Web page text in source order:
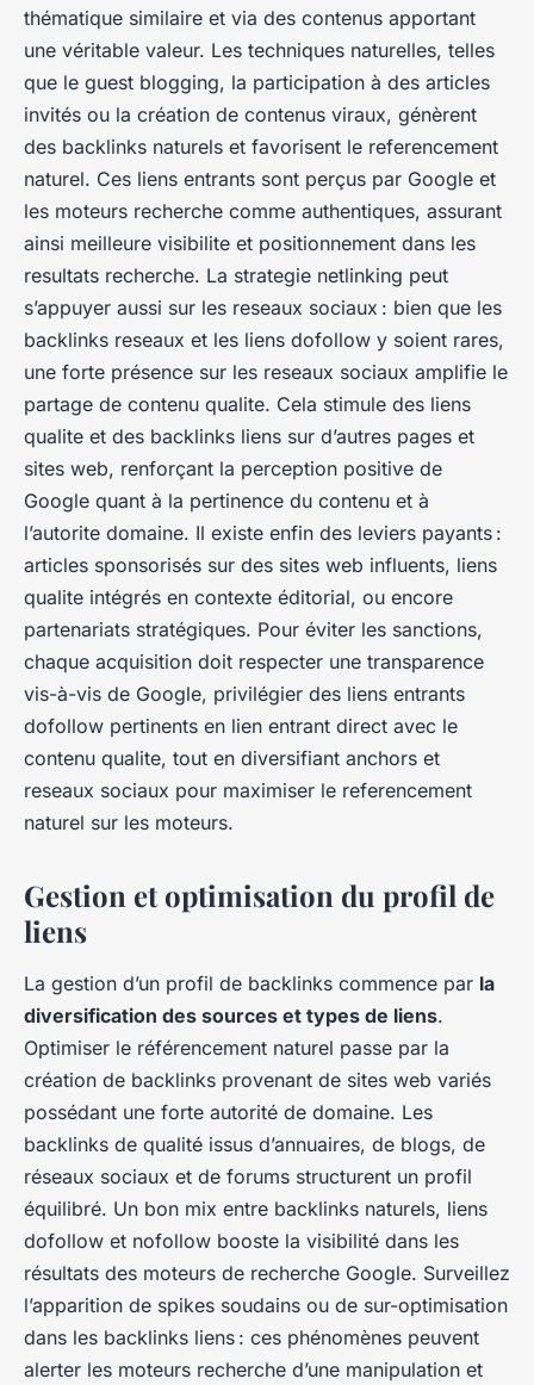
thématique similaire et via des contenus apportant
une véritable valeur. Les techniques naturelles, telles
que le guest blogging, la participation à des articles
invités ou la création de contenus viraux, génèrent
des backlinks naturels et favorisent le referencement
naturel. Ces liens entrants sont perçus par Google et
les moteurs recherche comme authentiques, assurant
ainsi meilleure visibilite et positionnement dans les
resultats recherche. La strategie netlinking peut
s’appuyer aussi sur les reseaux sociaux : bien que les
backlinks reseaux et les liens dofollow y soient rares,
une forte présence sur les reseaux sociaux amplifie le
partage de contenu qualite. Cela stimule des liens
qualite et des backlinks liens sur d’autres pages et
sites web, renforçant la perception positive de
Google quant à la pertinence du contenu et à
l’autorite domaine. Il existe enfin des leviers payants :
articles sponsorisés sur des sites web influents, liens
qualite intégrés en contexte éditorial, ou encore
partenariats stratégiques. Pour éviter les sanctions,
chaque acquisition doit respecter une transparence
vis-à-vis de Google, privilégier des liens entrants
dofollow pertinents en lien entrant direct avec le
contenu qualite, tout en diversifiant anchors et
reseaux sociaux pour maximiser le referencement
naturel sur les moteurs.
Gestion et optimisation du profil de
liens
La gestion d’un profil de backlinks commence par la
diversification des sources et types de liens.
Optimiser le référencement naturel passe par la
création de backlinks provenant de sites web variés
possédant une forte autorité de domaine. Les
backlinks de qualité issus d’annuaires, de blogs, de
réseaux sociaux et de forums structurent un profil
équilibré. Un bon mix entre backlinks naturels, liens
dofollow et nofollow booste la visibilité dans les
résultats des moteurs de recherche Google. Surveillez
l’apparition de spikes soudains ou de sur-optimisation
dans les backlinks liens : ces phénomènes peuvent
alerter les moteurs recherche d’une manipulation et